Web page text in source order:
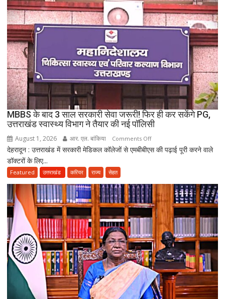
फैक्ट्री
में
बिखर
जिंदगियां,
दो
की
दर्दनाक
मौत,
दो
अब
भी
लापता
MBBS के बाद 3 साल सरकारी सेवा जरूरी! फिर ही कर सकेंगे PG,
उत्तराखंड स्वास्थ्य विभाग ने तैयार की नई पॉलिसी
August 1, 2026 आर. एल. बांकिया Comments Offon
MBBS
साल
सरकारी
सेवा
जरूरी!
फिर
ही
कर
सकेंगे
PG,
उत्तराखंड
देहरादून : उत्तराखंड में सरकारी मेडिकल कॉलेजों से एमबीबीएस की पढ़ाई पूरी करने वाले
डॉक्टरों के लिए...
Featured उत्तराखंड करियर राज्य सेहत